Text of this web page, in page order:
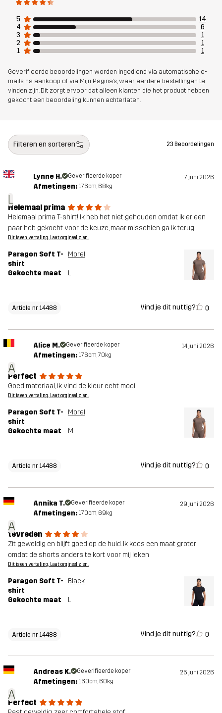
5
14
4
6
3
1
2
1
1
1
Geverifieerde beoordelingen worden ingediend via automatische e-
mails na aankoop of via Mijn Pagina's, waar eerdere bestellingen te
vinden zijn. Dit zorgt ervoor dat alleen klanten die het product hebben
gekocht een beoordeling kunnen achterlaten.
Filteren en sorteren 23 Beoordelingen
L
Lynne H. Geverifieerde koper 7 juni 2026
Afmetingen: 176cm, 68kg
Helemaal prima
Helemaal prima T-shirt! Ik heb het niet gehouden omdat ik er een
paar heb gekocht voor de keuze, maar misschien ga ik terug.
Dit is een vertaling. Laat orgineel zien.
Paragon Soft T-
shirt
Morel
Gekochte maat L
Article nr 14488 Vind je dit nuttig? 0
A
Alice M. Geverifieerde koper 14 juni 2026
Afmetingen: 176cm, 70kg
Perfect
Goed materiaal, ik vind de kleur echt mooi
Dit is een vertaling. Laat orgineel zien.
Paragon Soft T-
shirt
Morel
Gekochte maat M
Article nr 14488 Vind je dit nuttig? 0
A
Annika T. Geverifieerde koper 29 juni 2026
Afmetingen: 170cm, 69kg
tevreden
Zit geweldig en blijft goed op de huid. Ik koos een maat groter
omdat de shorts anders te kort voor mij leken
Dit is een vertaling. Laat orgineel zien.
Paragon Soft T-
shirt
Black
Gekochte maat L
Article nr 14488 Vind je dit nuttig? 0
A
Andreas K. Geverifieerde koper 25 juni 2026
Afmetingen: 160cm, 60kg
Perfect